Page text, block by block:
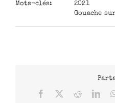
Mots-clés:
2021
Gouache
Facebook Reddit